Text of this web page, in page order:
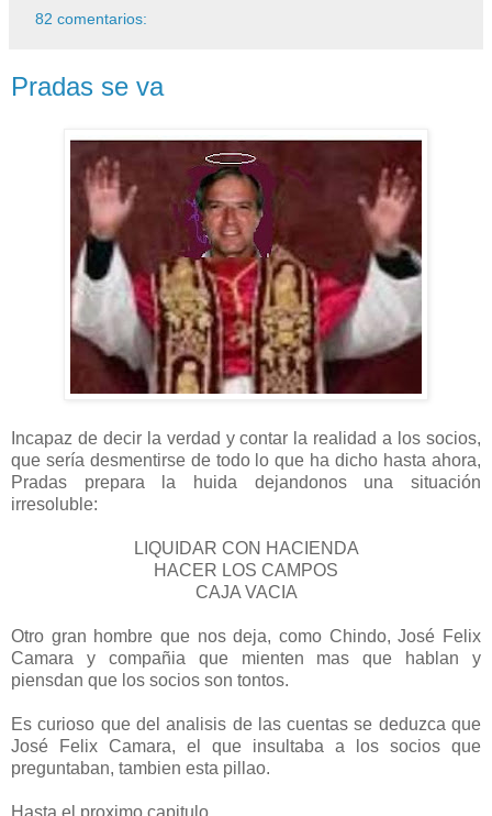
82 comentarios:
Pradas se va
Incapaz de decir la verdad y contar la realidad a los socios,
que sería desmentirse de todo lo que ha dicho hasta ahora,
Pradas prepara la huida dejandonos una situación
irresoluble:
LIQUIDAR CON HACIENDA
HACER LOS CAMPOS
CAJA VACIA
Otro gran hombre que nos deja, como Chindo, José Felix
Camara y compañia que mienten mas que hablan y
piensdan que los socios son tontos.
Es curioso que del analisis de las cuentas se deduzca que
José Felix Camara, el que insultaba a los socios que
preguntaban, tambien esta pillao.
Hasta el proximo capitulo